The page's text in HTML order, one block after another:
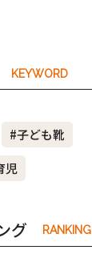
KEYWORD
#子ども靴
児
グ RANKING